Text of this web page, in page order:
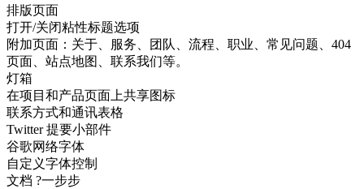
排版页面
打开/关闭粘性标题选项
附加页面：关于、服务、团队、流程、职业、常见问题、404
页面、站点地图、联系我们等。
灯箱
在项目和产品页面上共享图标
联系方式和通讯表格
Twitter 提要小部件
谷歌网络字体
自定义字体控制
文档 ?一步步